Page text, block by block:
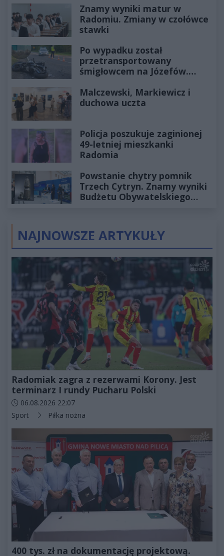
Znamy wyniki matur w
Radomiu. Zmiany w czołówce
stawki
Po wypadku został
przetransportowany
śmigłowcem na Józefów.
Malczewski, Markiewicz i
duchowa uczta
Policja poszukuje zaginionej
49-letniej mieszkanki
Radomia
Powstanie chytry pomnik
Trzech Cytryn. Znamy wyniki
Budżetu Obywatelskiego
NAJNOWSZE ARTYKUŁY
Radomiak zagra z rezerwami Korony. Jest
terminarz I rundy Pucharu Polski
Data dodania artykułu:
06.08.2026 22:07
Kategorie artykułu:
Sport Piłka nożna
400 tys. zł na dokumentację projektową.